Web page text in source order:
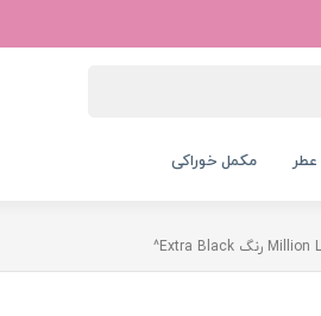
عطر مکمل خوراکی